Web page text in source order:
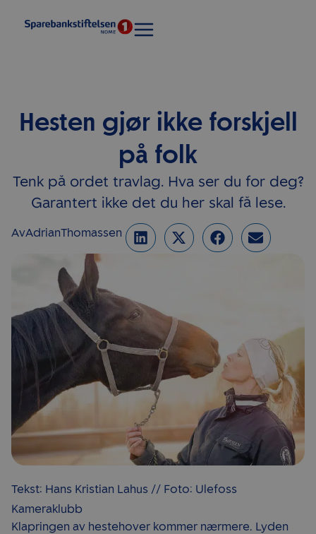
Hesten gjør ikke forskjell
på folk
Tenk på ordet travlag. Hva ser du for deg?
Garantert ikke det du her skal få lese.
AvAdrianThomassen
Tekst: Hans Kristian Lahus // Foto: Ulefoss
Kameraklubb
Klapringen av hestehover kommer nærmere. Lyden